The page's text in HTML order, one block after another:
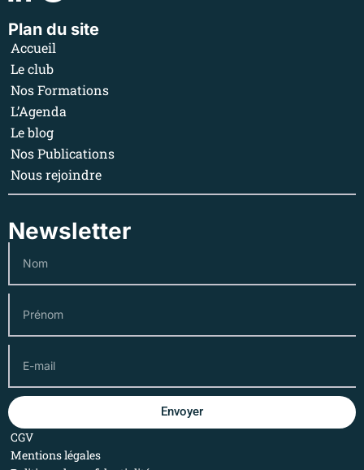
Plan du site
Accueil
Le club
Nos Formations
L’Agenda
Le blog
Nos Publications
Nous rejoindre
Newsletter
Envoyer
CGV
Mentions légales